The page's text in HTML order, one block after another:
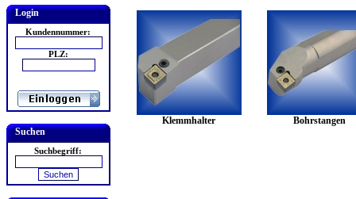
Login
Kundennummer:
PLZ:
Suchen
Suchbegriff:
Klemmhalter Bohrstangen